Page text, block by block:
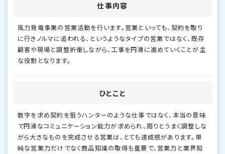
仕事内容
風力発電事業の営業活動を行います。営業といっても、契約を取り
に行きノルマに追われる、というようなタイプの営業ではなく、既存
顧客や現場と調整折衝しながら、工事を円滑に進めていくことが主
な役割となります。
ひとこと
数字を求め契約を狙うハンターのような仕事ではなく、本当の意味
で円滑なコミュニケーション能力が求められ、周りとうまく調整しな
がら大きなものを完成させる営業は、とても達成感があります。単
純な営業力だけでなく商品知識の取得も重要で、営業力と業界知